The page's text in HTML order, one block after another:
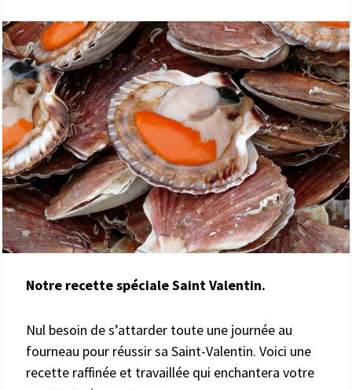
Notre recette spéciale Saint Valentin.
Nul besoin de s’attarder toute une journée au
fourneau pour réussir sa Saint-Valentin. Voici une
recette raffinée et travaillée qui enchantera votre